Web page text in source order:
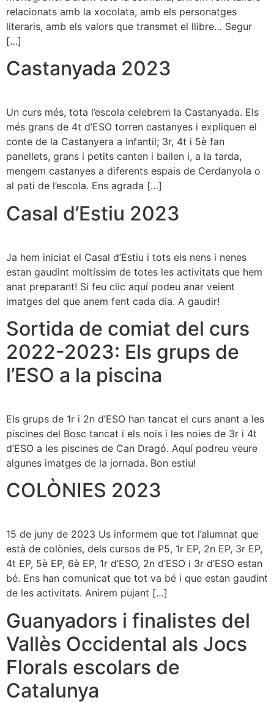
relacionats amb la xocolata, amb els personatges
literaris, amb els valors que transmet el llibre… Segur
[…]
Castanyada 2023
Un curs més, tota l’escola celebrem la Castanyada. Els
més grans de 4t d’ESO torren castanyes i expliquen el
conte de la Castanyera a infantil; 3r, 4t i 5è fan
panellets, grans i petits canten i ballen i, a la tarda,
mengem castanyes a diferents espais de Cerdanyola o
al pati de l’escola. Ens agrada […]
Casal d’Estiu 2023
Ja hem iniciat el Casal d’Estiu i tots els nens i nenes
estan gaudint moltíssim de totes les activitats que hem
anat preparant! Si feu clic aquí podeu anar veient
imatges del que anem fent cada dia. A gaudir!
Sortida de comiat del curs
2022-2023: Els grups de
l’ESO a la piscina
Els grups de 1r i 2n d’ESO han tancat el curs anant a les
piscines del Bosc tancat i els nois i les noies de 3r i 4t
d’ESO a les piscines de Can Dragó. Aquí podreu veure
algunes imatges de la jornada. Bon estiu!
COLÒNIES 2023
15 de juny de 2023 Us informem que tot l’alumnat que
està de colònies, dels cursos de P5, 1r EP, 2n EP, 3r EP,
4t EP, 5è EP, 6è EP, 1r d’ESO, 2n d’ESO i 3r d’ESO estan
bé. Ens han comunicat que tot va bé i que estan gaudint
de les activitats. Anirem pujant […]
Guanyadors i finalistes del
Vallès Occidental als Jocs
Florals escolars de
Catalunya